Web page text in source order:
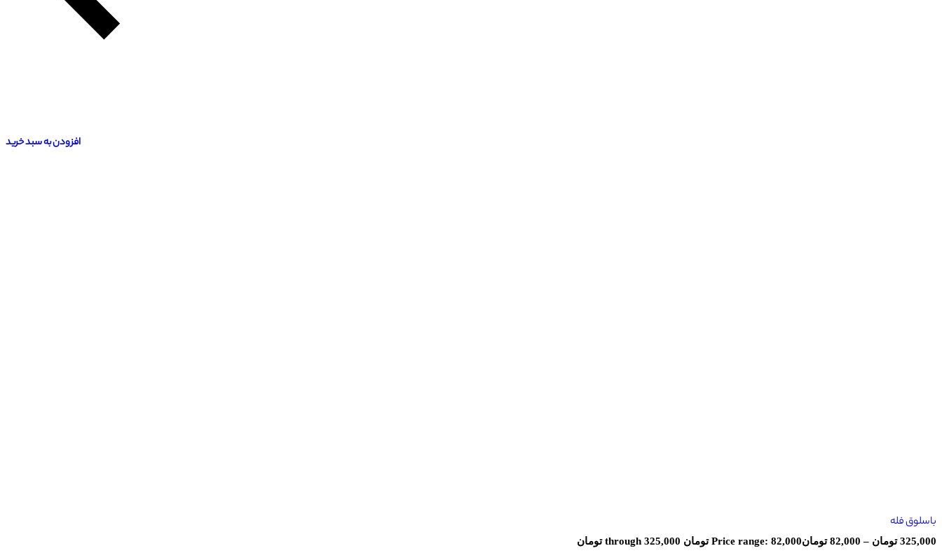
افزودن به سبد خرید
باسلوق فله
325,000 تومان –
82,000 تومانPrice range: 82,000 تومان through 325,000 تومان